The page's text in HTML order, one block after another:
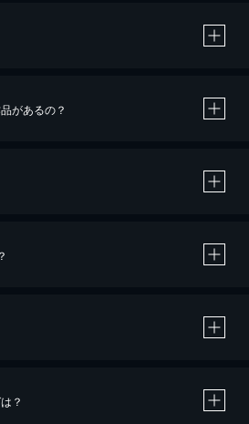
があるの？
ットカード決済による作品の購入 / レンタルです。
？